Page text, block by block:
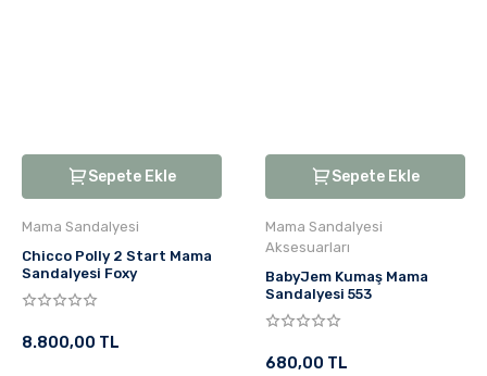
Sepete Ekle
Mama Sandalyesi
Chicco Polly 2 Start Mama
Sandalyesi Foxy
8.800,00 TL
Sepete Ekle
Mama Sandalyesi
Aksesuarları
BabyJem Kumaş Mama
Sandalyesi 553
680,00 TL